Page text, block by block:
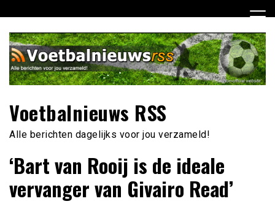
naar
inhoud
Voetbalnieuws RSS
Alle berichten dagelijks voor jou verzameld!
‘Bart van Rooij is de ideale
vervanger van Givairo Read’